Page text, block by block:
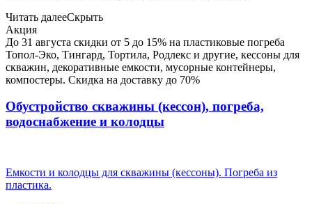
Читать далееСкрыть
Акция
До 31 августа скидки от 5 до 15% на пластиковые погреба
Топол-Эко, Тингард, Тортила, Родлекс и другие, кессоны для
скважин, декоративные емкости, мусорные контейнеры,
компостеры. Скидка на доставку до 70%
Обустройство скважины (кессон), погреба,
водоснабжение и колодцы
Емкости и колодцы для скважины (кессоны). Погреба из
пластика.